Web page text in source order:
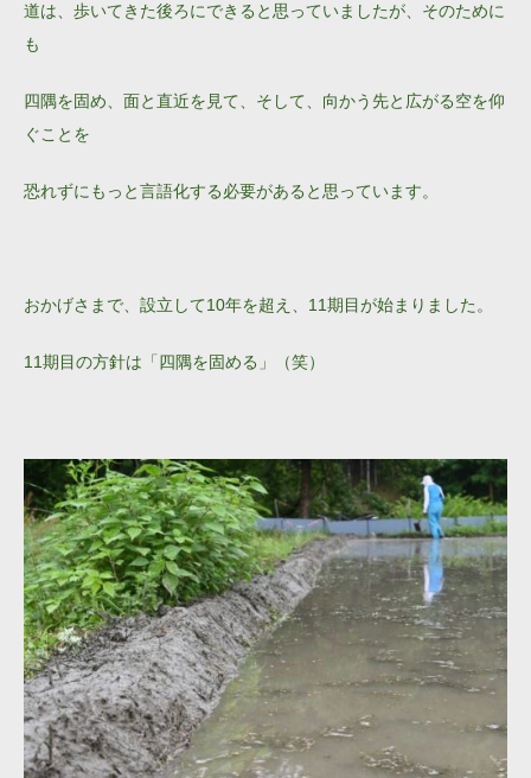
道は、歩いてきた後ろにできると思っていましたが、そのために
も
四隅を固め、面と直近を見て、そして、向かう先と広がる空を仰
ぐことを
恐れずにもっと言語化する必要があると思っています。
おかげさまで、設立して10年を超え、11期目が始まりました。
11期目の方針は「四隅を固める」（笑）